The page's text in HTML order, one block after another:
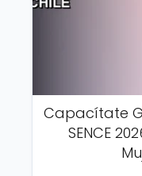
Capacítate
SENCE